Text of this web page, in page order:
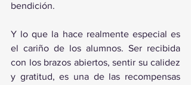
bendición.
Y lo que la hace realmente especial es
el cariño de los alumnos. Ser recibida
con los brazos abiertos, sentir su calidez
y gratitud, es una de las recompensas